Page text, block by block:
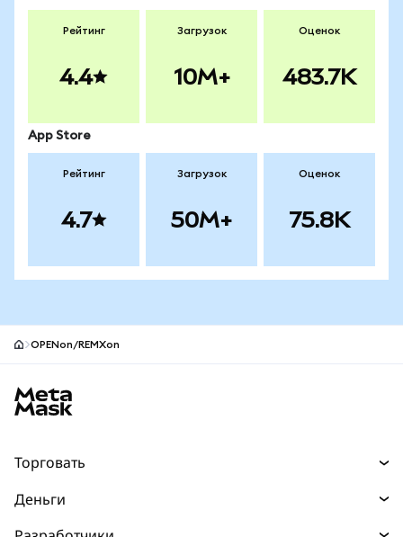
Рейтинг
4.4
Загрузок
10M+
Оценок
483.7K
App Store
Рейтинг
4.7
Загрузок
50M+
Оценок
75.8K
OPENon/REMXon
Торговать
Деньги